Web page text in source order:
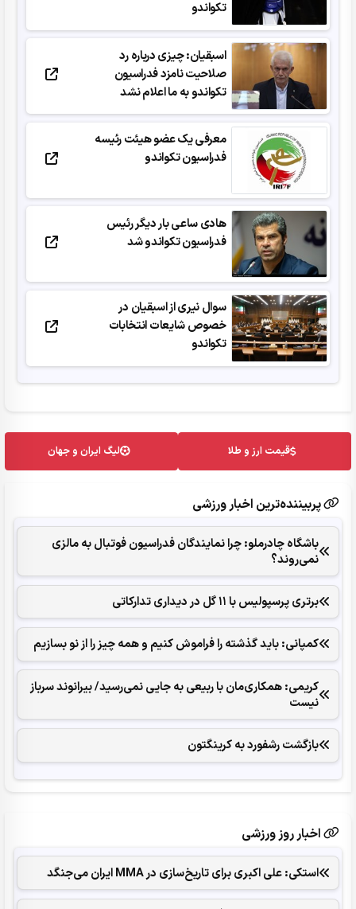
تکواندو
اسبقیان: چیزی درباره رد
صلاحیت نامزد فدراسیون
تکواندو به ما اعلام نشد
معرفی یک عضو هیئت رئیسه
فدراسیون تکواندو
هادی ساعی بار دیگر رئیس
فدراسیون تکواندو شد
سوال نیری از اسبقیان در
خصوص شایعات انتخابات
تکواندو
قیمت ارز و طلا لیگ ایران و جهان
پربیننده‌ترین اخبار ورزشی
باشگاه چادرملو: چرا نمایندگان فدراسیون فوتبال به مالزی
نمی‌روند؟
برتری پرسپولیس با ١١ گل در دیداری تدارکاتی
کمپانی: باید گذشته را فراموش کنیم و همه‌ چیز را از نو بسازیم
کریمی: همکاری‌مان با ربیعی به جایی نمی‌رسید/ بیرانوند سرباز
نیست
بازگشت رشفورد به کرینگتون
اخبار روز ورزشی
استکی: علی‌ اکبری برای تاریخ‌سازی در MMA ایران می‌جنگد